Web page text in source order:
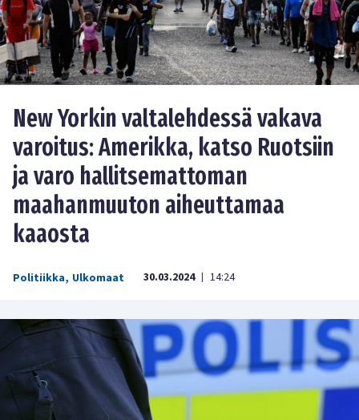
New Yorkin valtalehdessä vakava
varoitus: Amerikka, katso Ruotsiin
ja varo hallitsemattoman
maahanmuuton aiheuttamaa
kaaosta
Politiikka, Ulkomaat 30.03.2024 | 14:24